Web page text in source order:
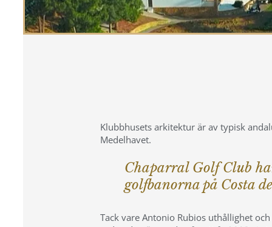
Klubbhusets arkitektur är av typisk
Medelhavet.
Chaparral Golf Club
golfbanorna på Costa
Tack vare Antonio Rubios uthållighet